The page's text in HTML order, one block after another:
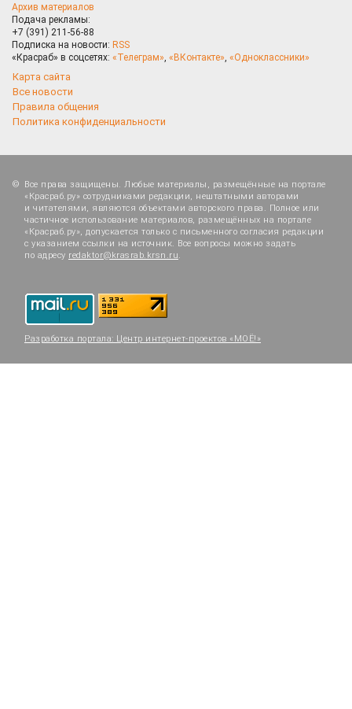
Архив материалов
Подача рекламы:
+7 (391) 211-56-88
Подписка на новости: RSS
«Красраб» в соцсетях: «Телеграм», «ВКонтакте», «Одноклассники»
Карта сайта
Все новости
Правила общения
Политика конфиденциальности
Все права защищены. Любые материалы, размещённые на портале
«Красраб.ру» сотрудниками редакции, нештатными авторами
и читателями, являются объектами авторского права. Полное или
частичное использование материалов, размещённых на портале
«Красраб.ру», допускается только с письменного согласия редакции
с указанием ссылки на источник. Все вопросы можно задать
по адресу redaktor@krasrab.krsn.ru.
Разработка портала: Центр интернет-проектов «МОЁ!»